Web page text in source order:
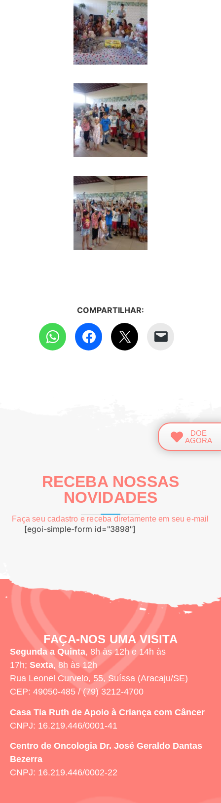
COMPARTILHAR:
DOE
AGORA
RECEBA NOSSAS
NOVIDADES
Faça seu cadastro e receba diretamente em seu e-mail
[egoi-simple-form id="3898"]
FAÇA-NOS UMA VISITA
Segunda a Quinta, 8h às 12h e 14h às
17h; Sexta, 8h às 12h
Rua Leonel Curvelo, 55, Suíssa (Aracaju/SE)
CEP: 49050-485 / (79) 3212-4700
Casa Tia Ruth de Apoio à Criança com Câncer
CNPJ: 16.219.446/0001-41
Centro de Oncologia Dr. José Geraldo Dantas
Bezerra
CNPJ: 16.219.446/0002-22